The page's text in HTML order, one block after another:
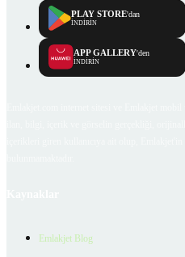
PLAY STORE'dan
İNDİRİN
APP GALLERY'den
İNDİRİN
Emlakjet Blog